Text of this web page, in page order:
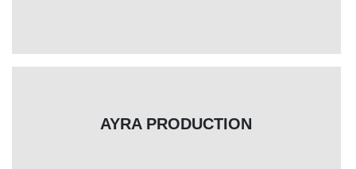
AYRA PRODUCTION